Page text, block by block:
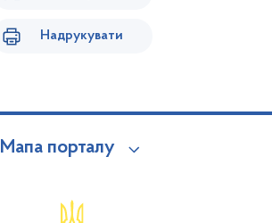
Надрукувати
Мапа порталу